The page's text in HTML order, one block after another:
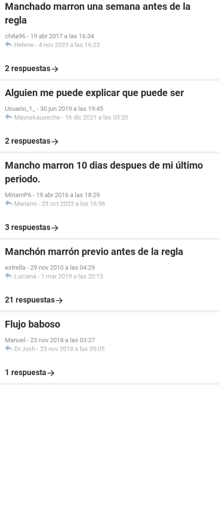
Manchado marron una semana antes de la
regla
chita96 - 19 abr 2017 a las 16:34
Helene - 4 nov 2023 a las 16:23
2 respuestas
Alguien me puede explicar que puede ser
Usuario_1_ - 30 jun 2019 a las 19:45
Mayoskauseche - 16 dic 2021 a las 03:20
2 respuestas
Mancho marron 10 dias despues de mi último
periodo.
MiriamP6 - 19 abr 2016 a las 18:29
Mariami - 23 oct 2023 a las 16:56
3 respuestas
Manchón marrón previo antes de la regla
estrella - 29 nov 2010 a las 04:29
Luciana - 1 mar 2019 a las 20:13
21 respuestas
Flujo baboso
Manuel - 23 nov 2018 a las 03:27
Dr.Josh - 23 nov 2018 a las 05:05
1 respuesta